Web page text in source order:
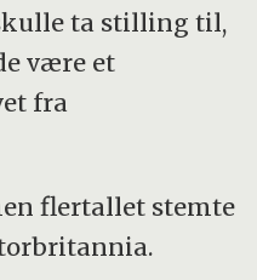
ta stilling til,
være et
fra
flertallet stemte